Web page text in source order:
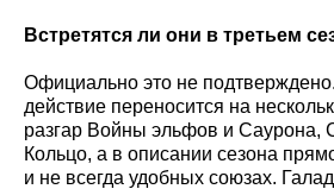
Встретятся ли они в третьем
Официально это не
действие переносится на
разгар Войны эльфов и Саурона,
Кольцо, а в описании сезона
и не всегда удобных союзах.